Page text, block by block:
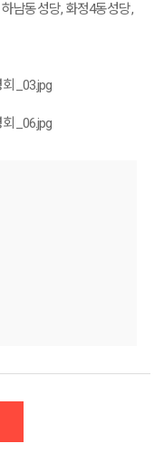
남동성당, 화정4동성당,